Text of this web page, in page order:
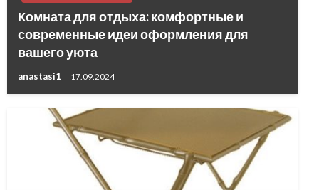
Комната для отдыха: комфортные и
современные идеи оформления для
вашего уюта
anastasi1 17.09.2024